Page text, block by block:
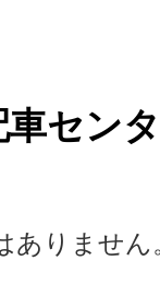
セン
ありませ